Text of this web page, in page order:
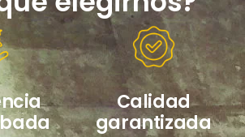
Calidad
garantizada